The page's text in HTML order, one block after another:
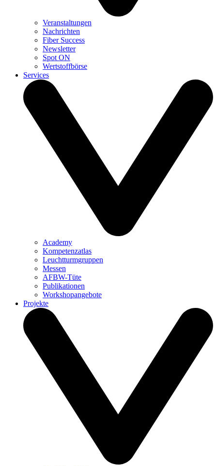
Veranstaltungen
Nachrichten
Fiber Success
Newsletter
Spot ON
Wertstoffbörse
Services
Academy
Kompetenzatlas
Leuchtturm­gruppen
Messen
AFBW-Tüte
Publikationen
Workshopangebote
Projekte